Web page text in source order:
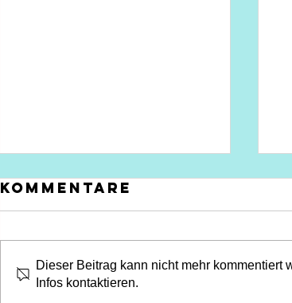
Kommentare
Dieser Beitrag kann nicht mehr kommentiert
Infos kontaktieren.